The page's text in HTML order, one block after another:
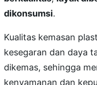
dikonsumsi.
Kualitas kemasan
kesegaran dan daya
dikemas, sehingga
kenyamanan dan